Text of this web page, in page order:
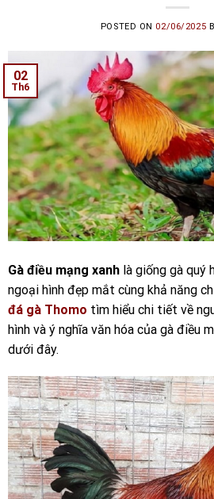
POSTED ON 02/06/2025
02
Th6
Gà điều mạng xanh là giống gà quý
ngoại hình đẹp mắt cùng khả năng
đá gà Thomo tìm hiểu chi tiết về
hình và ý nghĩa văn hóa của gà điều
dưới đây.